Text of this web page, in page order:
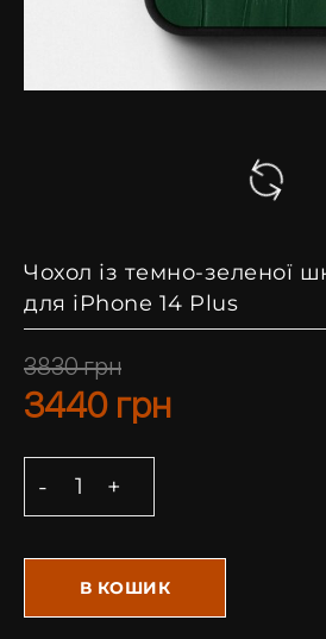
Чохол із темно-зеленої
для iPhone 14 Plus
3830грн
3440 грн
В КОШИК